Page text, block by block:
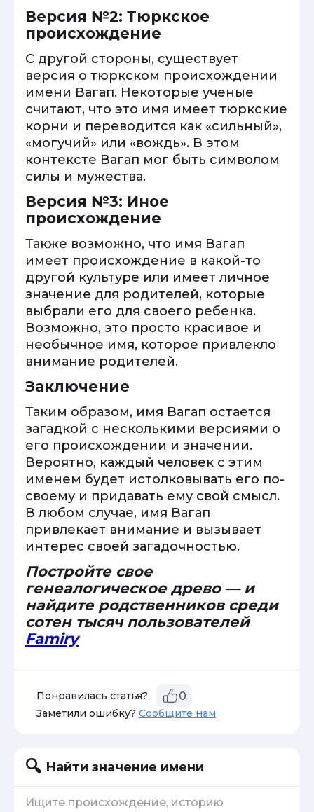
Версия №2: Тюркское
происхождение
С другой стороны, существует
версия о тюркском происхождении
имени Вагап. Некоторые ученые
считают, что это имя имеет тюркские
корни и переводится как «сильный»,
«могучий» или «вождь». В этом
контексте Вагап мог быть символом
силы и мужества.
Версия №3: Иное
происхождение
Также возможно, что имя Вагап
имеет происхождение в какой-то
другой культуре или имеет личное
значение для родителей, которые
выбрали его для своего ребенка.
Возможно, это просто красивое и
необычное имя, которое привлекло
внимание родителей.
Заключение
Таким образом, имя Вагап остается
загадкой с несколькими версиями о
его происхождении и значении.
Вероятно, каждый человек с этим
именем будет истолковывать его по-
своему и придавать ему свой смысл.
В любом случае, имя Вагап
привлекает внимание и вызывает
интерес своей загадочностью.
Постройте свое
генеалогическое древо — и
найдите родственников среди
сотен тысяч пользователей
Famiry
Понравилась статья? 0
Заметили ошибку? Сообщите нам
Найти значение имени
Ищите происхождение, историю